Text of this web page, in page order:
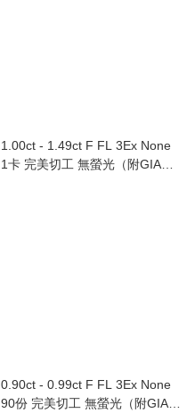
1.00ct - 1.49ct F FL 3Ex None
1卡 完美切工 無螢光（附GIA證
0.90ct - 0.99ct F FL 3Ex None
90份 完美切工 無螢光（附GIA證